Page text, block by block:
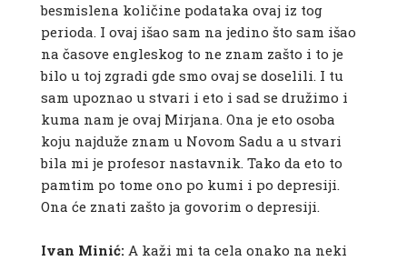
besmislena količine podataka ovaj iz tog
perioda. I ovaj išao sam na jedino što sam išao
na časove engleskog to ne znam zašto i to je
bilo u toj zgradi gde smo ovaj se doselili. I tu
sam upoznao u stvari i eto i sad se družimo i
kuma nam je ovaj Mirjana. Ona je eto osoba
koju najduže znam u Novom Sadu a u stvari
bila mi je profesor nastavnik. Tako da eto to
pamtim po tome ono po kumi i po depresiji.
Ona će znati zašto ja govorim o depresiji.
Ivan Minić: A kaži mi ta cela onako na neki